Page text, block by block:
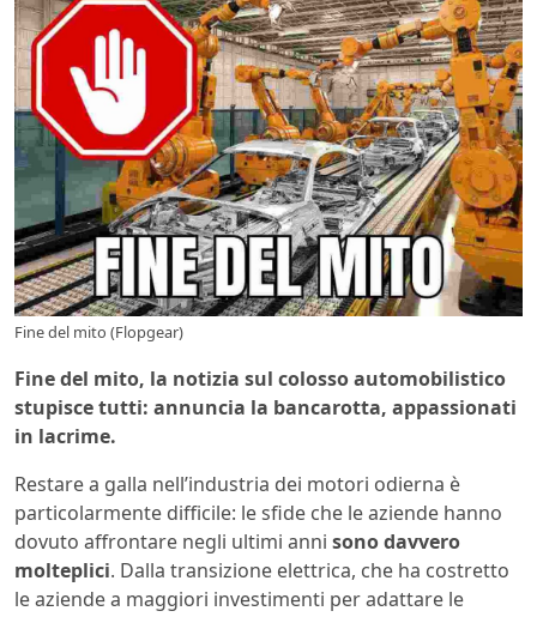
Fine del mito (Flopgear)
Fine del mito, la notizia sul colosso automobilistico
stupisce tutti: annuncia la bancarotta, appassionati
in lacrime.
Restare a galla nell’industria dei motori odierna è
particolarmente difficile: le sfide che le aziende hanno
dovuto affrontare negli ultimi anni sono davvero
molteplici. Dalla transizione elettrica, che ha costretto
le aziende a maggiori investimenti per adattare le